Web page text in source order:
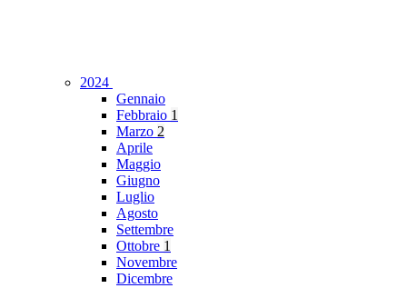
2024
Gennaio
Febbraio 1
Marzo 2
Aprile
Maggio
Giugno
Luglio
Agosto
Settembre
Ottobre 1
Novembre
Dicembre